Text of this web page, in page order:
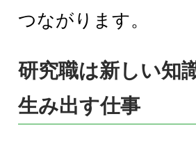
つながります。
研究職は新しい知
生み出す仕事